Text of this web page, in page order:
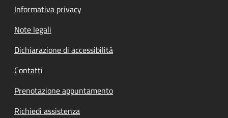
Informativa privacy
Note legali
Dichiarazione di accessibilità
Contatti
Prenotazione appuntamento
Richiedi assistenza